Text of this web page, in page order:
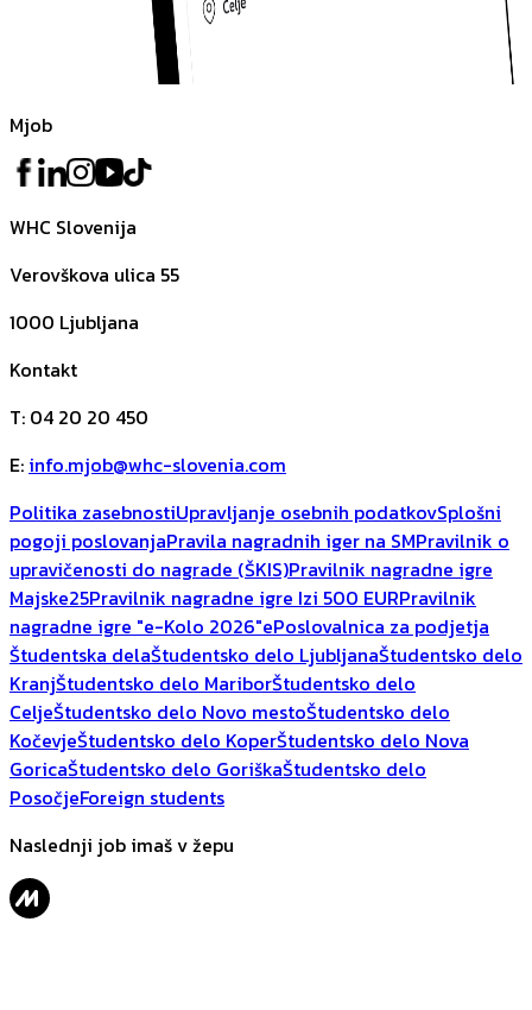
Mjob
WHC Slovenija
Verovškova ulica 55
1000 Ljubljana
Kontakt
T: 04 20 20 450
E: info.mjob@whc-slovenia.com
Politika zasebnostiUpravljanje osebnih podatkovSplošni
pogoji poslovanjaPravila nagradnih iger na SMPravilnik o
upravičenosti do nagrade (ŠKIS)Pravilnik nagradne igre
Majske25Pravilnik nagradne igre Izi 500 EURPravilnik
nagradne igre "e-Kolo 2026"ePoslovalnica za podjetja
Študentska delaŠtudentsko delo LjubljanaŠtudentsko delo
KranjŠtudentsko delo MariborŠtudentsko delo
CeljeŠtudentsko delo Novo mestoŠtudentsko delo
KočevjeŠtudentsko delo KoperŠtudentsko delo Nova
GoricaŠtudentsko delo GoriškaŠtudentsko delo
PosočjeForeign students
Naslednji job imaš v žepu